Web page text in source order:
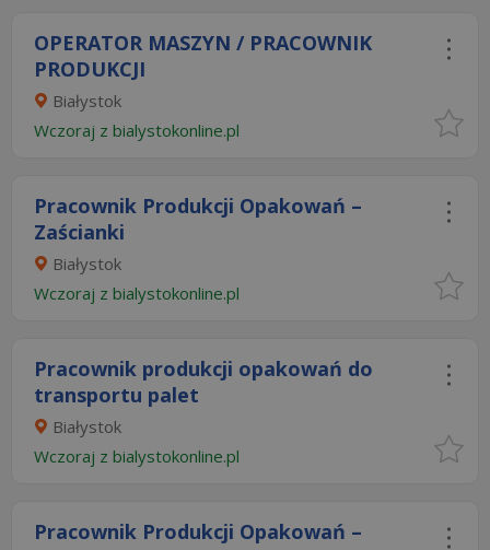
OPERATOR MASZYN / PRACOWNIK
PRODUKCJI
Białystok
Wczoraj z bialystokonline.pl
Pracownik Produkcji Opakowań –
Zaścianki
Białystok
Wczoraj z bialystokonline.pl
Pracownik produkcji opakowań do
transportu palet
Białystok
Wczoraj z bialystokonline.pl
Pracownik Produkcji Opakowań –